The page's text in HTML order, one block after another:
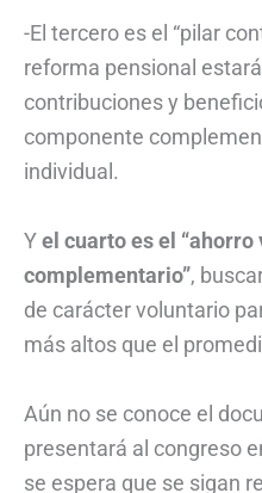
-El tercero es el “pilar
reforma pensional
contribuciones y
componente
individual.
Yel cuarto es el
complementario”,
de carácter voluntario
más altos que el
Aún no se conoce el
presentará al congreso
se espera que se sigan